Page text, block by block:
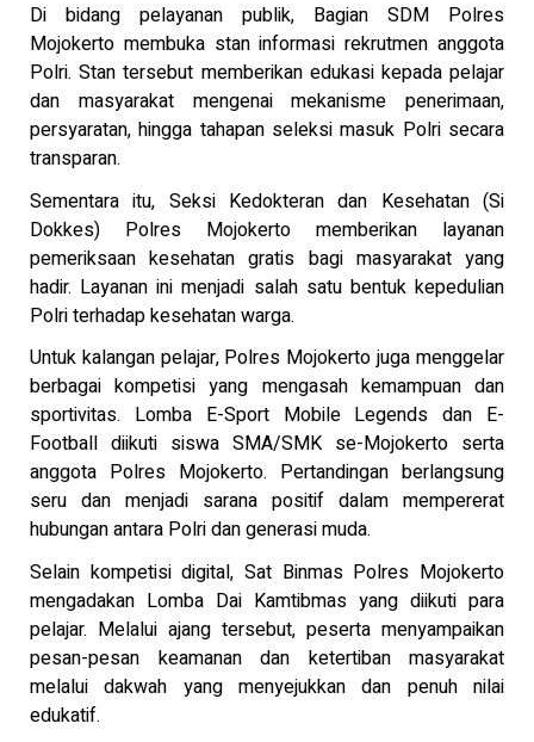
Di bidang pelayanan publik, Bagian SDM Polres
Mojokerto membuka stan informasi rekrutmen anggota
Polri. Stan tersebut memberikan edukasi kepada pelajar
dan masyarakat mengenai mekanisme penerimaan,
persyaratan, hingga tahapan seleksi masuk Polri secara
transparan.
Sementara itu, Seksi Kedokteran dan Kesehatan (Si
Dokkes) Polres Mojokerto memberikan layanan
pemeriksaan kesehatan gratis bagi masyarakat yang
hadir. Layanan ini menjadi salah satu bentuk kepedulian
Polri terhadap kesehatan warga.
Untuk kalangan pelajar, Polres Mojokerto juga menggelar
berbagai kompetisi yang mengasah kemampuan dan
sportivitas. Lomba E-Sport Mobile Legends dan E-
Football diikuti siswa SMA/SMK se-Mojokerto serta
anggota Polres Mojokerto. Pertandingan berlangsung
seru dan menjadi sarana positif dalam mempererat
hubungan antara Polri dan generasi muda.
Selain kompetisi digital, Sat Binmas Polres Mojokerto
mengadakan Lomba Dai Kamtibmas yang diikuti para
pelajar. Melalui ajang tersebut, peserta menyampaikan
pesan-pesan keamanan dan ketertiban masyarakat
melalui dakwah yang menyejukkan dan penuh nilai
edukatif.